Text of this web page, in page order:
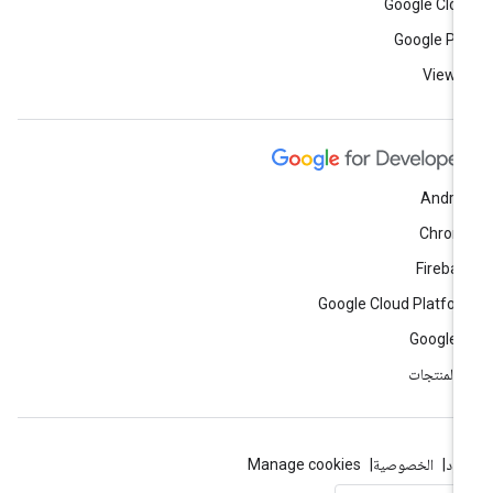
Google
Google
View
Google Cloud
Google
المنتجات
الخصوصية Manage cookies